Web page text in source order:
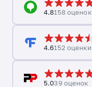
4.8158 оценок
4.6152 оценки
5.039 оценок